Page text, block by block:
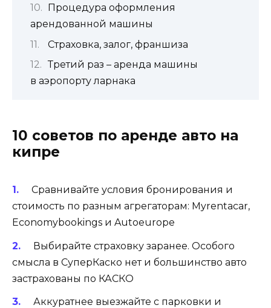
Процедура оформления
арендованной машины
Страховка, залог, франшиза
Третий раз – аренда машины
в аэропорту ларнака
10 советов по аренде авто на
кипре
Сравнивайте условия бронирования и
стоимость по разным агрегаторам: Myrentacar,
Economybookings и Autoeurope
Выбирайте страховку заранее. Особого
смысла в СуперКаско нет и большинство авто
застрахованы по КАСКО
Аккуратнее выезжайте с парковки и